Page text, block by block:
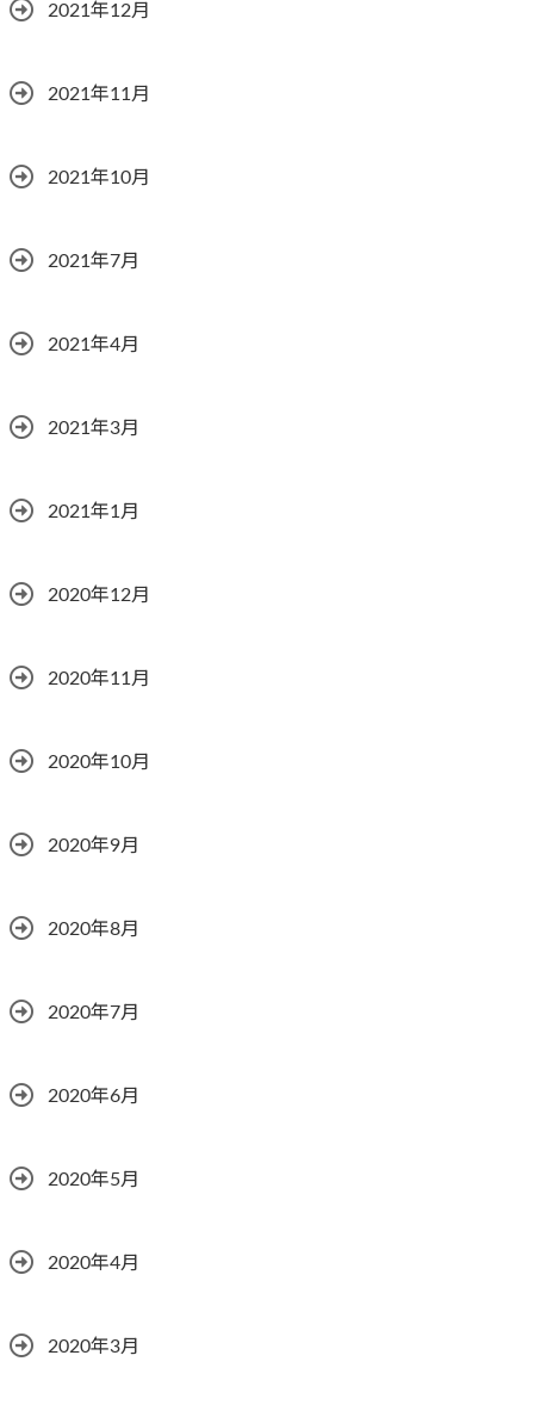
2021年12月
2021年11月
2021年10月
2021年7月
2021年4月
2021年3月
2021年1月
2020年12月
2020年11月
2020年10月
2020年9月
2020年8月
2020年7月
2020年6月
2020年5月
2020年4月
2020年3月